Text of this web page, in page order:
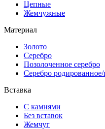
Цепные
Жемчужные
Материал
Золото
Серебро
Позолоченное серебро
Серебро
Вставка
С камнями
Без вставок
Жемчуг